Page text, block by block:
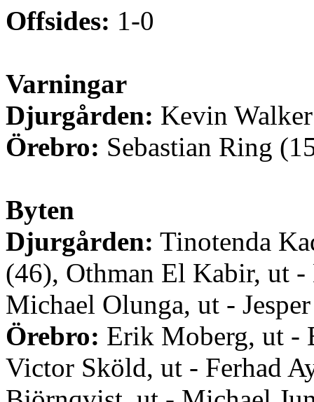
Offsides: 1-0
Varningar
Djurgården: Kevin
Örebro: Sebastian Ring
Byten
Djurgården: Tinotenda
(46), Othman El Kabir, ut
Michael Olunga, ut -
Örebro: Erik Moberg, ut -
Victor Sköld, ut - Ferhad